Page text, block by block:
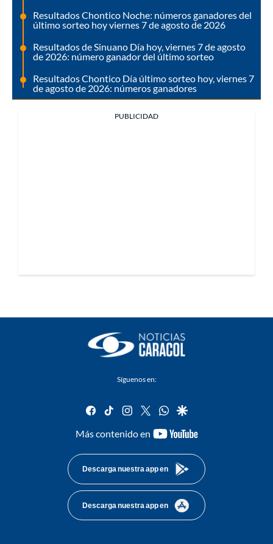
Resultados Chontico Noche: números ganadores del
último sorteo hoy viernes 7 de agosto de 2026
Resultados de Sinuano Día hoy, viernes 7 de agosto
de 2026: número ganador del último sorteo
Resultados Chontico Día último sorteo hoy, viernes 7
de agosto de 2026: números ganadores
PUBLICIDAD
Síguenos en:
facebook
tiktok instagram
twitterwhatsapp
google
Más contenido en
youtube-
Descarga nuestra app en
Descarga nuestra app en